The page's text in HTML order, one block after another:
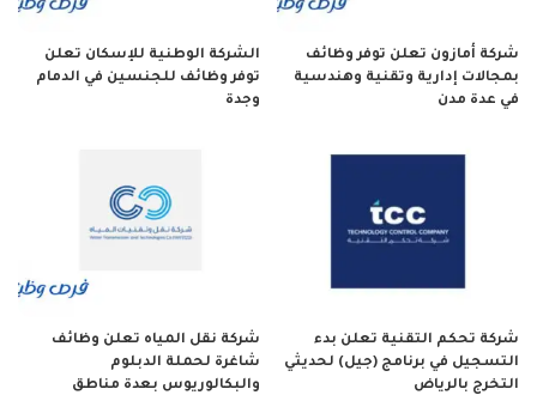
شركة أمازون تعلن توفر وظائف
بمجالات إدارية وتقنية وهندسية
في عدة مدن
الشركة الوطنية للإسكان تعلن
توفر وظائف للجنسين في الدمام
وجدة
شركة تحكم التقنية تعلن بدء
التسجيل في برنامج (جيل) لحديثي
التخرج بالرياض
شركة نقل المياه تعلن وظائف
شاغرة لحملة الدبلوم
والبكالوريوس بعدة مناطق